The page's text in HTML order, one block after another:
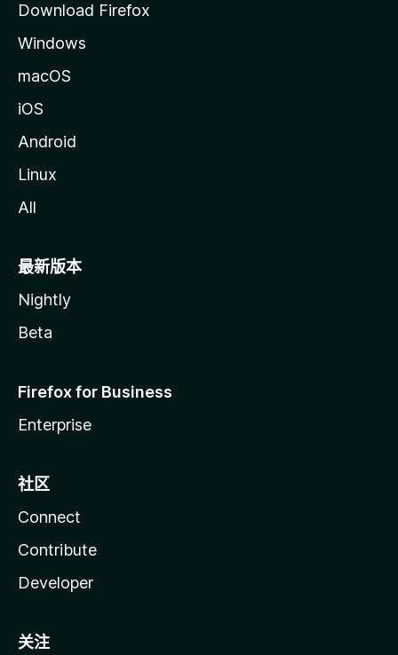
Download Firefox
Windows
macOS
iOS
Android
Linux
All
最新版本
Nightly
Beta
Firefox for Business
Enterprise
社区
Connect
Contribute
Developer
关注